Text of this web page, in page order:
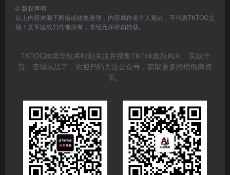
© 版权声明
以上内容来源于网络或收集整理，内容属作者个人观点，不代表TKTOC立
场！文章版权归作者所有，未经允许请勿转载。
TKTOC跨境导航将时刻关注并搜集TikTok最新风向、实战干
货、变现玩法等，欢迎扫码关注公众号，获取更多跨境电商资
讯。